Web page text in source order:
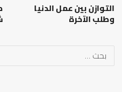
التوازن بين عمل الدنيا
وطلب الآخرة